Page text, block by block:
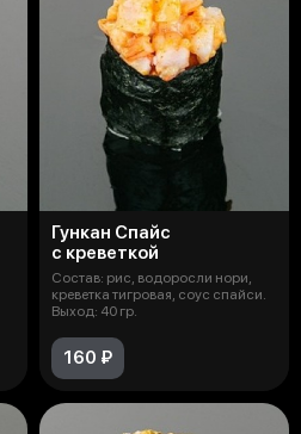
Гункан Спайс
с креветкой
Состав: рис, водоросли нори,
креветка тигровая, соус спайси.
Выход: 40 гр.
160 ₽